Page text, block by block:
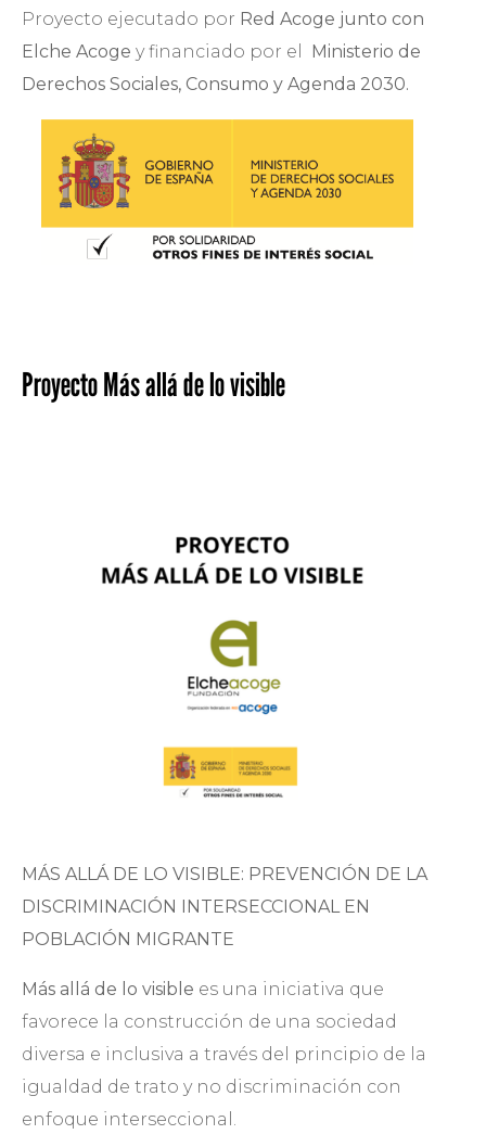
Proyecto ejecutado por Red Acoge junto con
Elche Acoge y financiado por el
Ministerio de
Derechos Sociales, Consumo y Agenda 2030.
Proyecto Más allá de lo visible
MÁS ALLÁ DE LO VISIBLE: PREVENCIÓN DE LA
DISCRIMINACIÓN INTERSECCIONAL EN
POBLACIÓN MIGRANTE
Más allá de lo visible es una iniciativa que
favorece la construcción de una sociedad
diversa e inclusiva a través del principio de la
igualdad de trato y no discriminación con
enfoque interseccional.